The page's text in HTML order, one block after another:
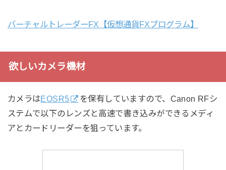
バーチャルトレーダーFX【仮想通貨FXプログラム】
欲しいカメラ機材
カメラはEOSR5
を保有していますので、Canon RFシ
ステムで以下のレンズと高速で書き込みができるメディ
アとカードリーダーを狙っています。